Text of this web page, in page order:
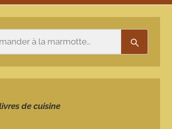
de cuisine